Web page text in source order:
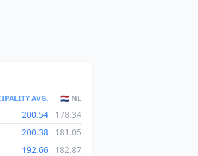
AVG. 🇳🇱 NL
200.54
178.34
200.38
181.05
192.66
182.87